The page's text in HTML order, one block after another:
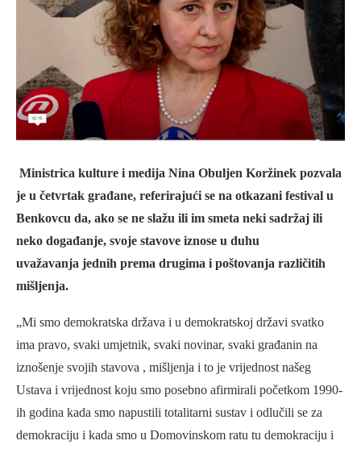
Ministrica kulture i medija Nina Obuljen Koržinek pozvala
je u četvrtak građane, referirajući se na otkazani festival u
Benkovcu da, ako se ne slažu ili im smeta neki sadržaj ili
neko događanje, svoje stavove iznose u duhu
uvažavanja jednih prema drugima i poštovanja različitih
mišljenja.
„Mi smo demokratska država i u demokratskoj državi svatko
ima pravo, svaki umjetnik, svaki novinar, svaki građanin na
iznošenje svojih stavova , mišljenja i to je vrijednost našeg
Ustava i vrijednost koju smo posebno afirmirali početkom 1990-
ih godina kada smo napustili totalitarni sustav i odlučili se za
demokraciju i kada smo u Domovinskom ratu tu demokraciju i